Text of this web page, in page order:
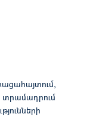
տրամադրում